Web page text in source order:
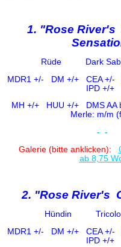
1. "Rose River's
Rüde Dark
MDR1 +/-
DM +/+ CEA +/-
IPD +/+
MH +/+ HUU +/+
DMS
Merle: m/m
- -
Galerie (bitte anklicken):
ab 8,75
2. "Rose River's
Hündin Tricolor
MDR1 +/-
DM +/+ CEA +/-
IPD +/+